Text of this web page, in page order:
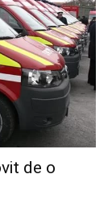
de o